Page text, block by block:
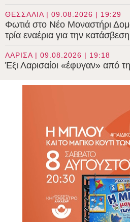
ΘΕΣΣΑΛΙΑ | 09.08.2026 | 19:29
Φωτιά στο Νέο Μοναστήρι
τρία εναέρια για την κατάσβεση
ΛΑΡΙΣΑ | 09.08.2026 | 19:18
Έξι Λαρισαίοι «έφυγαν» από